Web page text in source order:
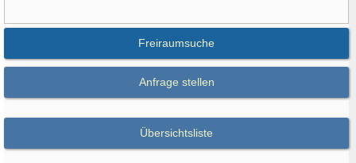
Freiraumsuche
Anfrage stellen
Übersichtsliste